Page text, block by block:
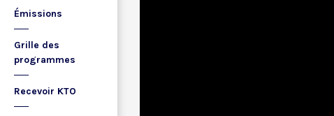
Émissions
Grille des
programmes
Recevoir KTO